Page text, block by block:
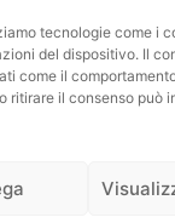
tecnologie come i
del dispositivo. Il
come il
ritirare il consenso può